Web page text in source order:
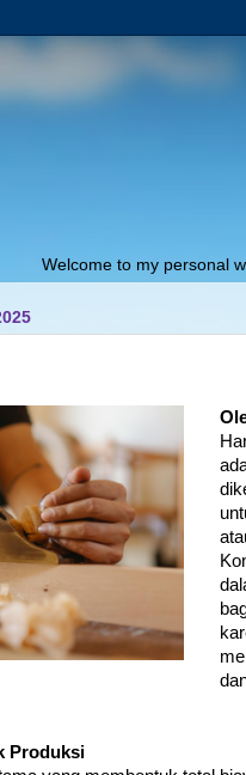
to my personal website:"
Produksi